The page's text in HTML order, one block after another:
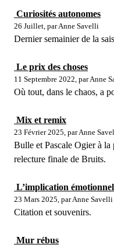
Curiosités autonomes
26 Juillet, par Anne Savelli
Dernier semainier de la
Le prix des choses
11 Septembre 2022, par Anne
Où tout, dans le chaos, a
Mix et remix
23 Février 2025, par Anne
Bulle et Pascale Ogier à
relecture finale de Bruits.
L’implication
23 Mars 2025, par Anne Savelli
Citation et souvenirs.
Mur rébus